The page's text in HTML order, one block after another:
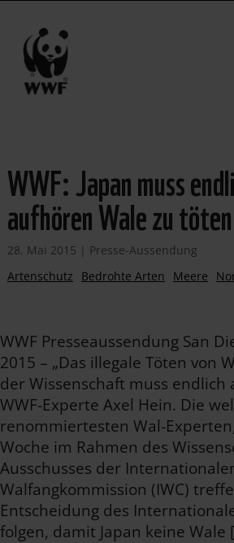
WWF: Japan muss
aufhören Wale zu töten
28. Mai 2015 | Presse-Aussendung
Artenschutz
Bedrohte Arten Meere
WWF Presseaussendung San
2015 – „Das illegale Töten von
der Wissenschaft muss endlich
WWF-Experte Axel Hein. Die
renommiertesten Wal-
Woche im Rahmen des
Ausschusses der
Walfangkommission (IWC)
Entscheidung des
folgen, damit Japan keine Wale